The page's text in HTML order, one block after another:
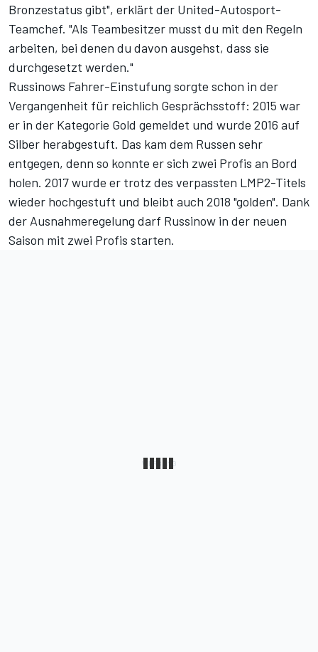
Bronzestatus gibt", erklärt der United-Autosport-
Teamchef. "Als Teambesitzer musst du mit den Regeln
arbeiten, bei denen du davon ausgehst, dass sie
durchgesetzt werden."
Russinows Fahrer-Einstufung sorgte schon in der
Vergangenheit für reichlich Gesprächsstoff: 2015 war
er in der Kategorie Gold gemeldet und wurde 2016 auf
Silber herabgestuft. Das kam dem Russen sehr
entgegen, denn so konnte er sich zwei Profis an Bord
holen. 2017 wurde er trotz des verpassten LMP2-Titels
wieder hochgestuft und bleibt auch 2018 "golden". Dank
der Ausnahmeregelung darf Russinow in der neuen
Saison mit zwei Profis starten.